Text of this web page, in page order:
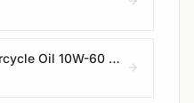
MPM 4-stroke Motorcycle Oil 10W-60 Premium Synthetic Ester